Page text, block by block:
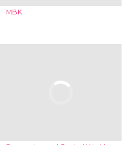
MBK